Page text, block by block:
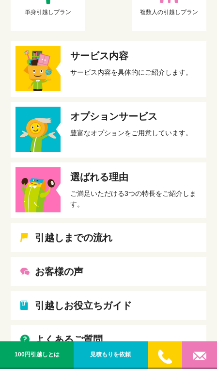
単身引越しプラン 複数人の引越しプラン
サービス内容
サービス内容を具体的にご紹介します。
オプションサービス
豊富なオプションをご用意しています。
選ばれる理由
ご満足いただける3つの特長をご紹介しま
す。
引越しまでの流れ
お客様の声
引越しお役立ちガイド
よくあるご質問
100円引越しとは 見積もりを依頼